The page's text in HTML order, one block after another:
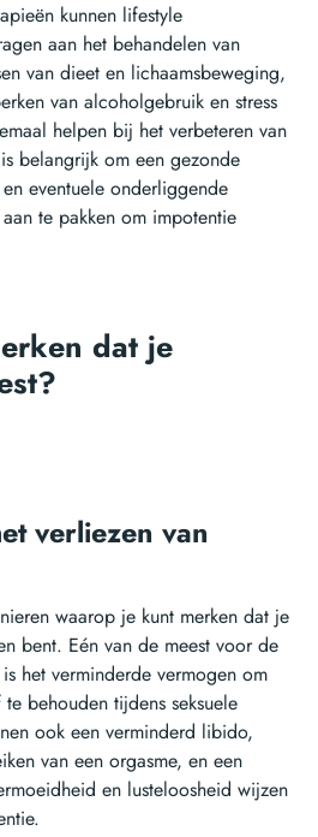
kunnen lifestyle
aan het behandelen van
van dieet en lichaamsbeweging,
van alcoholgebruik en stress
helpen bij het verbeteren van
belangrijk om een gezonde
eventuele onderliggende
te pakken om impotentie
dat je
verliezen van
waarop je kunt merken dat je
bent. Eén van de meest voor de
het verminderde vermogen om
behouden tijdens seksuele
ook een verminderd libido,
van een orgasme, en een
en lusteloosheid wijzen